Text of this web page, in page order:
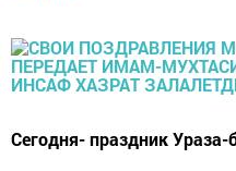
Сегодня- праздник Ураза-